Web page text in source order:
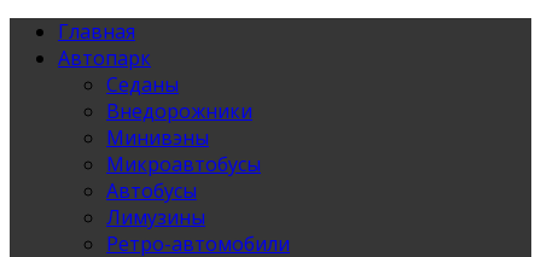
Главная
Автопарк
Седаны
Внедорожники
Минивэны
Микроавтобусы
Автобусы
Лимузины
Ретро-автомобили